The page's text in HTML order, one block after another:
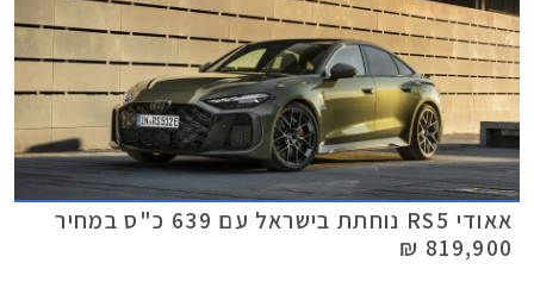
אאודי RS5 נוחתת בישראל עם 639 כ"ס במחיר
819,900 ₪